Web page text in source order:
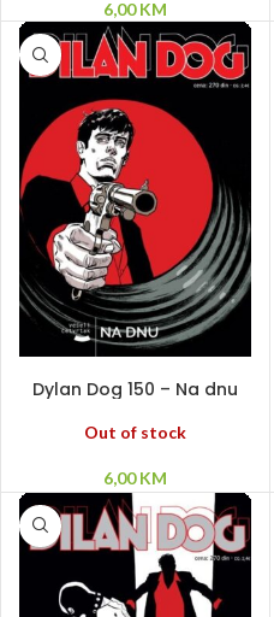
6,00KM
Dylan Dog 150 – Na dnu
Out of stock
6,00KM